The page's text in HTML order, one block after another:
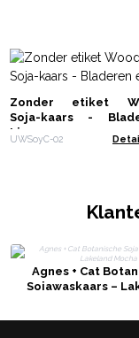
Zonder etiket
Soja-kaars -
Linnen
UWSoyC-02
Agnes + Cat
Sojawaskaars –